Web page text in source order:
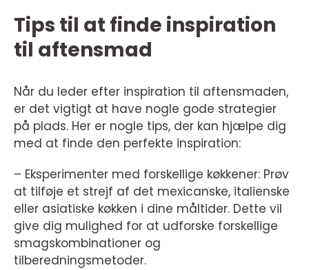
Tips til at finde inspiration
til aftensmad
Når du leder efter inspiration til aftensmaden,
er det vigtigt at have nogle gode strategier
på plads. Her er nogle tips, der kan hjælpe dig
med at finde den perfekte inspiration:
– Eksperimenter med forskellige køkkener: Prøv
at tilføje et strejf af det mexicanske, italienske
eller asiatiske køkken i dine måltider. Dette vil
give dig mulighed for at udforske forskellige
smagskombinationer og
tilberedningsmetoder.